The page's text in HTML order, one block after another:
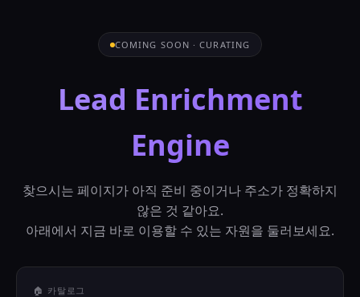
COMING SOON · CURATING
Lead Enrichment
Engine
찾으시는 페이지가 아직 준비 중이거나 주소가 정확하지
않은 것 같아요.
아래에서 지금 바로 이용할 수 있는 자원을 둘러보세요.
🏠 카탈로그